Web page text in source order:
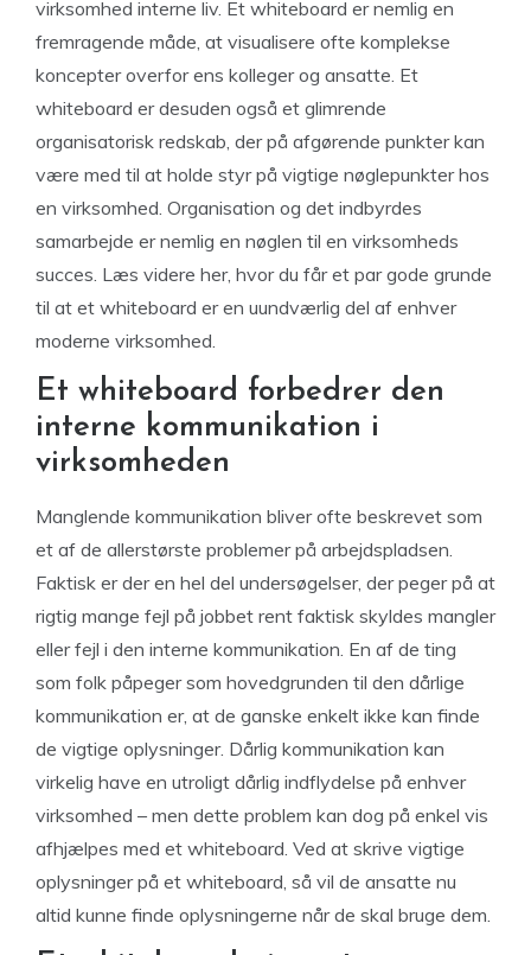
virksomhed interne liv. Et whiteboard er nemlig en
fremragende måde, at visualisere ofte komplekse
koncepter overfor ens kolleger og ansatte. Et
whiteboard er desuden også et glimrende
organisatorisk redskab, der på afgørende punkter kan
være med til at holde styr på vigtige nøglepunkter hos
en virksomhed. Organisation og det indbyrdes
samarbejde er nemlig en nøglen til en virksomheds
succes. Læs videre her, hvor du får et par gode grunde
til at et whiteboard er en uundværlig del af enhver
moderne virksomhed.
Et whiteboard forbedrer den
interne kommunikation i
virksomheden
Manglende kommunikation bliver ofte beskrevet som
et af de allerstørste problemer på arbejdspladsen.
Faktisk er der en hel del undersøgelser, der peger på at
rigtig mange fejl på jobbet rent faktisk skyldes mangler
eller fejl i den interne kommunikation. En af de ting
som folk påpeger som hovedgrunden til den dårlige
kommunikation er, at de ganske enkelt ikke kan finde
de vigtige oplysninger. Dårlig kommunikation kan
virkelig have en utroligt dårlig indflydelse på enhver
virksomhed – men dette problem kan dog på enkel vis
afhjælpes med et whiteboard. Ved at skrive vigtige
oplysninger på et whiteboard, så vil de ansatte nu
altid kunne finde oplysningerne når de skal bruge dem.